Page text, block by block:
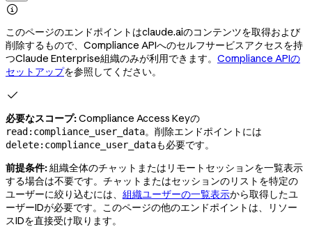

このページのエンドポイントはclaude.aiのコンテンツを取得および
削除するもので、Compliance APIへのセルフサービスアクセスを持
つClaude Enterprise組織のみが利用できます。 Compliance APIの
セットアップを参照してください。

必要なスコープ:Compliance Access Keyの
read:compliance_user_data。削除エンドポイントには
delete:compliance_user_dataも必要です。
前提条件:組織全体のチャットまたはリモートセッションを一覧表示
する場合は不要です。チャットまたはセッションのリストを特定の
ユーザーに絞り込むには、 組織ユーザーの一覧表示から取得したユ
ーザーIDが必要です。このページの他のエンドポイントは、リソー
スIDを直接受け取ります。